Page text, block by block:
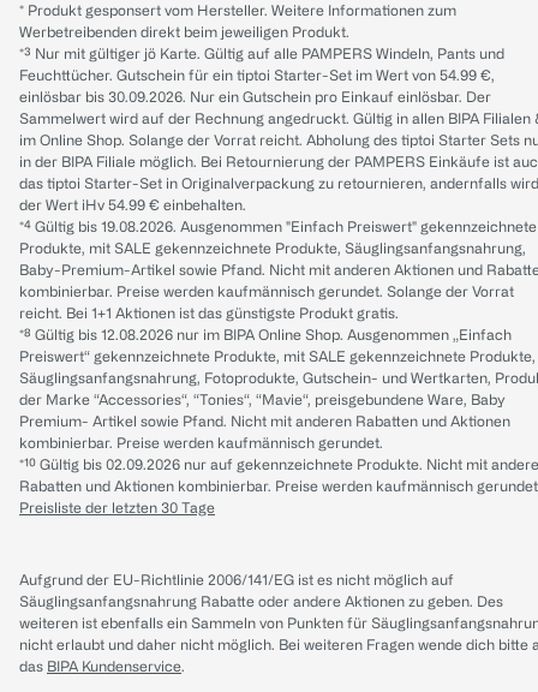
* Produkt gesponsert vom Hersteller. Weitere Informationen zum
Werbetreibenden direkt beim jeweiligen Produkt.
*³ Nur mit gültiger jö Karte. Gültig auf alle PAMPERS Windeln, Pants und
Feuchttücher. Gutschein für ein tiptoi Starter-Set im Wert von 54.99 €,
einlösbar bis 30.09.2026. Nur ein Gutschein pro Einkauf einlösbar. Der
Sammelwert wird auf der Rechnung angedruckt. Gültig in allen BIPA Filialen
im Online Shop. Solange der Vorrat reicht. Abholung des tiptoi Starter Sets
in der BIPA Filiale möglich. Bei Retournierung der PAMPERS Einkäufe ist
das tiptoi Starter-Set in Originalverpackung zu retournieren, andernfalls wird
der Wert iHv 54.99 € einbehalten.
*⁴ Gültig bis 19.08.2026. Ausgenommen "Einfach Preiswert" gekennzeichnete
Produkte, mit SALE gekennzeichnete Produkte, Säuglingsanfangsnahrung,
Baby-Premium-Artikel sowie Pfand. Nicht mit anderen Aktionen und
kombinierbar. Preise werden kaufmännisch gerundet. Solange der Vorrat
reicht. Bei 1+1 Aktionen ist das günstigste Produkt gratis.
*⁸ Gültig bis 12.08.2026 nur im BIPA Online Shop. Ausgenommen „Einfach
Preiswert“ gekennzeichnete Produkte, mit SALE gekennzeichnete Produkte,
Säuglingsanfangsnahrung, Fotoprodukte, Gutschein- und Wertkarten,
der Marke “Accessories“, “Tonies“, “Mavie“, preisgebundene Ware, Baby
Premium- Artikel sowie Pfand. Nicht mit anderen Rabatten und Aktionen
kombinierbar. Preise werden kaufmännisch gerundet.
*¹⁰ Gültig bis 02.09.2026 nur auf gekennzeichnete Produkte. Nicht mit
Rabatten und Aktionen kombinierbar. Preise werden kaufmännisch
Preisliste der letzten 30 Tage
Aufgrund der EU-Richtlinie 2006/141/EG ist es nicht möglich auf
Säuglingsanfangsnahrung Rabatte oder andere Aktionen zu geben. Des
weiteren ist ebenfalls ein Sammeln von Punkten für
nicht erlaubt und daher nicht möglich. Bei weiteren Fragen wende dich bitte
das BIPA Kundenservice.